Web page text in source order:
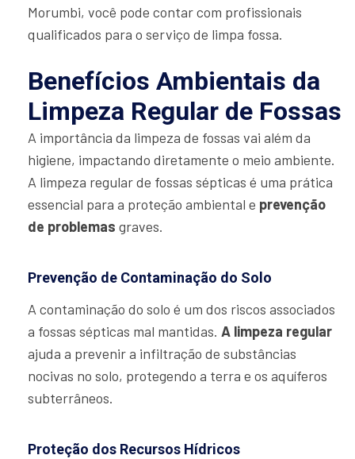
Morumbi, você pode contar com profissionais
qualificados para o serviço de limpa fossa.
Benefícios Ambientais da
Limpeza Regular de Fossas
A importância da limpeza de fossas vai além da
higiene, impactando diretamente o meio ambiente.
A limpeza regular de fossas sépticas é uma prática
essencial para a proteção ambiental e prevenção
de problemas graves.
Prevenção de Contaminação do Solo
A contaminação do solo é um dos riscos associados
a fossas sépticas mal mantidas. A limpeza regular
ajuda a prevenir a infiltração de substâncias
nocivas no solo, protegendo a terra e os aquíferos
subterrâneos.
Proteção dos Recursos Hídricos